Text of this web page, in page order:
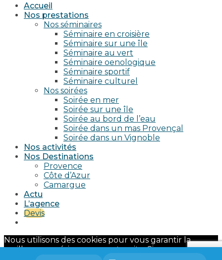
Accueil
Nos prestations
Nos séminaires
Séminaire en croisière
Séminaire sur une île
Séminaire au vert
Séminaire oenologique
Séminaire sportif
Séminaire culturel
Nos soirées
Soirée en mer
Soirée sur une île
Soirée au bord de l’eau
Soirée dans un mas Provençal
Soirée dans un Vignoble
Nos activités
Nos Destinations
Provence
Côte d’Azur
Camargue
Actu
L’agence
Devis
Nous utilisons des cookies pour vous garantir la
meilleure expérience sur notre site. Si vous continuez